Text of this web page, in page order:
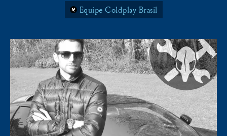
Equipe Coldplay Brasil